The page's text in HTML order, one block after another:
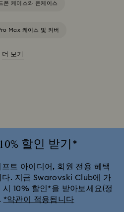
폰 케이스와 폰케이스
Max 케이스 및 커버
커버
더 보기
할인 받기*
트 아이디어, 회원 전용 혜택
다. 지금 Swarovski Club에 가
10% 할인*을 받아보세요(정
*약관이 적용됩니다